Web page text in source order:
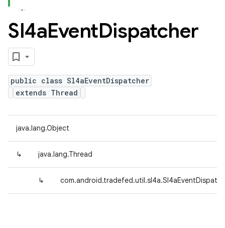
Sl4aEventDispatcher
public class Sl4aEventDispatcher
extends Thread
java.lang.Object
↳ java.lang.Thread
↳